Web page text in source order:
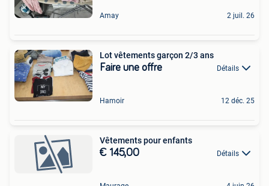
Amay 2 juil. 26
Lot vêtements garçon 2/3 ans
Faire une offre Détails
Hamoir 12 déc. 25
Vêtements pour enfants
€ 145,00 Détails